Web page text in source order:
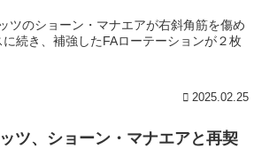
ツのショーン・マナエアが右斜角筋を傷め
続き、補強したFAローテーションが２枚
2025.02.25
ツ、ショーン・マナエアと再契